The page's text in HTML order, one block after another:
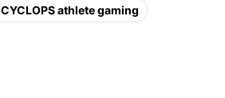
CYCLOPS athlete gaming